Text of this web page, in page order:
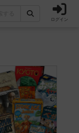
ログイン